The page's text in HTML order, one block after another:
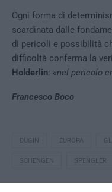
Ogni forma di
scardinata dalle
di pericoli e possibilità
difficoltà conferma la
Holderlin: «nel pericolo
Francesco Boco
DUGIN EUROPA
SCHENGEN SPENGLER